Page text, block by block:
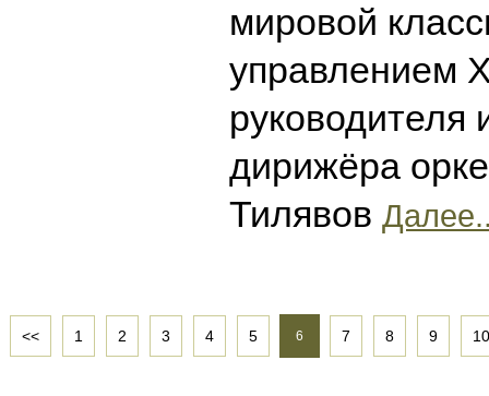
мировой
управлением
руководителя
дирижёра
Тилявов
<< 1 2 3 4 5 6 7 8 9 10